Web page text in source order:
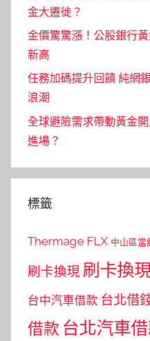
金大遷徙？
金價驚驚漲！公股銀行
新高
任務加碼提升回饋 純網
浪潮
全球避險需求帶動黃金
進場？
標籤
Thermage FLX 中山區當
刷卡換現 刷卡換
台中汽車借款 台北借
借款 台北汽車